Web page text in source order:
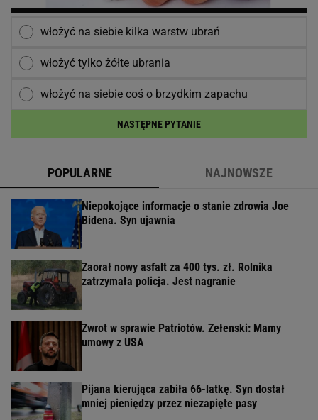
włożyć na siebie kilka warstw ubrań
włożyć tylko żółte ubrania
włożyć na siebie coś o brzydkim zapachu
NASTĘPNE PYTANIE
POPULARNE NAJNOWSZE
Niepokojące informacje o stanie zdrowia Joe
Bidena. Syn ujawnia
Zaorał nowy asfalt za 400 tys. zł. Rolnika
zatrzymała policja. Jest nagranie
Zwrot w sprawie Patriotów. Zełenski: Mamy
umowy z USA
Pijana kierująca zabiła 66-latkę. Syn dostał
mniej pieniędzy przez niezapięte pasy